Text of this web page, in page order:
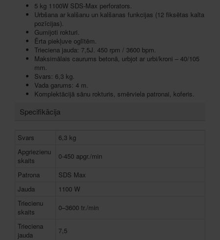
5 kg 1100W SDS-Max perforators.
Urbšana ar kalšanu un kalšanas funkcijas (12 fiksētas kalta
pozīcijas).
Gumijoti rokturi.
Ērta piekļuve oglītēm.
Trieciena jauda: 7,5J. 450 rpm / 3600 bpm.
Maksimālais caurums betonā, urbjot ar urbi/kroni – 40/105
mm.
Svars: 6,3 kg.
Vada garums: 4 m.
Komplektācijā sānu rokturis, smērviela patronai, koferis.
Specifikācija
Svars
6,3 kg
Apgriezienu
skaits
0-450 apgr./min
Patrona
SDS Max
Jauda
1100 W
Triecienu
skaits
0–3600 tr./min
Trieciena
jauda
7,5